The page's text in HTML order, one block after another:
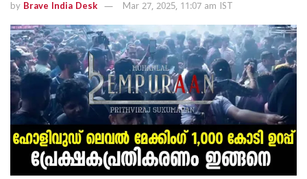
by Brave India Desk Mar 27, 2025, 11:07 am IST